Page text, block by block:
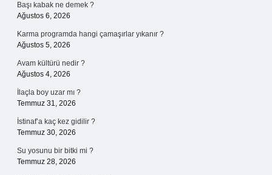
Başı kabak ne demek ?
Ağustos 6, 2026
Karma programda hangi çamaşırlar yıkanır ?
Ağustos 5, 2026
Avam kültürü nedir ?
Ağustos 4, 2026
İlaçla boy uzar mı ?
Temmuz 31, 2026
İstinaf’a kaç kez gidilir ?
Temmuz 30, 2026
Su yosunu bir bitki mi ?
Temmuz 28, 2026